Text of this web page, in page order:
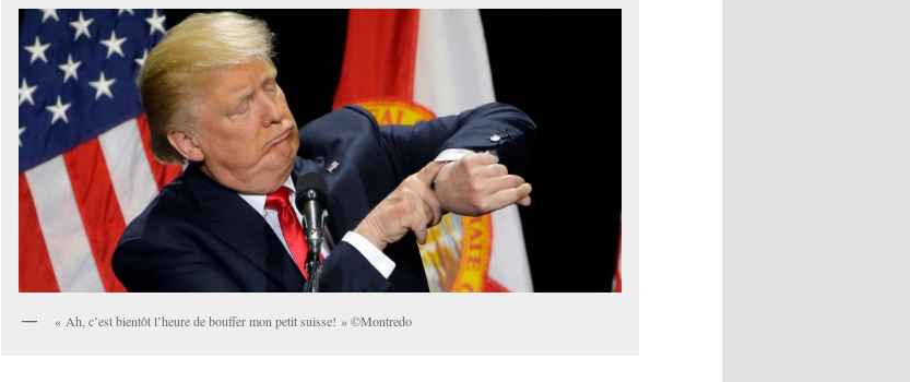
« Ah, c’est bientôt l’heure de bouffer mon petit suisse! » ©Montredo